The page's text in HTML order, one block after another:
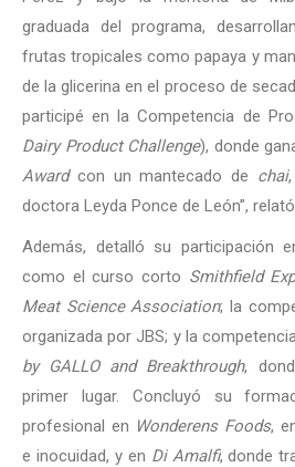
graduada del programa,
frutas tropicales como papaya y
de la glicerina en el proceso de
participé en la Competencia de
Dairy Product Challenge), donde
Awardcon un mantecado de chai
doctora Leyda Ponce de León”, relató.
Además, detalló su participación
como el curso corto Smithfield
Meat Science Association; la
organizada por JBS; y la
by GALLO and Breakthrough,
primer lugar. Concluyó su
profesional en Wonderens Foods,
e inocuidad, y en Di Amalfi, donde